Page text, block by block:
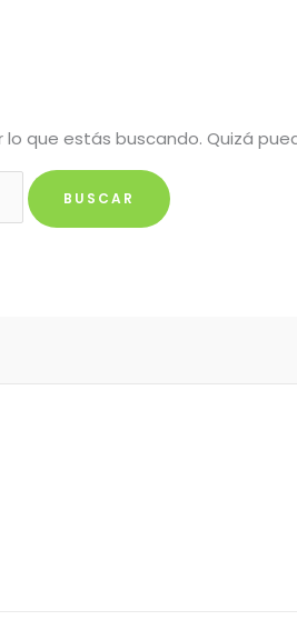
que estás buscando. Quizá